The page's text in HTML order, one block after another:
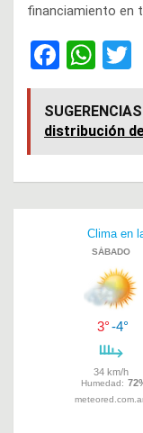
financiamiento en
F
a
ce
b
W
h
at
s
p
distribución
entradas